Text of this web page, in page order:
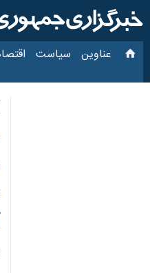
عناوین‌ سیاست اقتصاد